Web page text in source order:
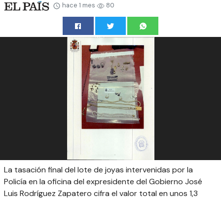
hace 1 mes 80
La tasación final del lote de joyas intervenidas por la
Policía en la oficina del expresidente del Gobierno José
Luis Rodríguez Zapatero cifra el valor total en unos 1,3